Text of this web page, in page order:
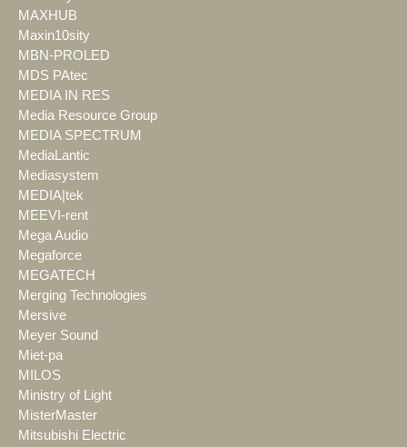
MAXHUB
Maxin10sity
MBN-PROLED
MDS PAtec
MEDIA IN RES
Media Resource Group
MEDIA SPECTRUM
MediaLantic
Mediasystem
MEDIA|tek
MEEVI-rent
Mega Audio
Megaforce
MEGATECH
Merging Technologies
Mersive
Meyer Sound
Miet-pa
MILOS
Ministry of Light
MisterMaster
Mitsubishi Electric